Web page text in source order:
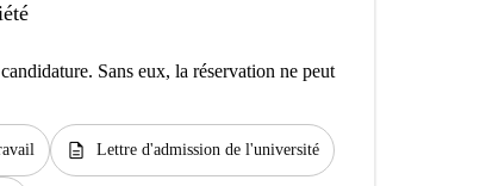
Sans eux, la réservation ne peut
description Lettre d'admission de l'université